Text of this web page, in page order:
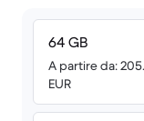
64 GB
A partire da:
EUR